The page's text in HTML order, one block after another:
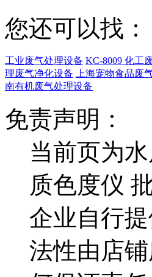
您还可以找：
工业废气处理设备 KC-8009 化工
理废气净化设备
上海宠物食品废
南有机废气处理设备
免责声明：
当前页为
质色度仪
企业自行
法性由店